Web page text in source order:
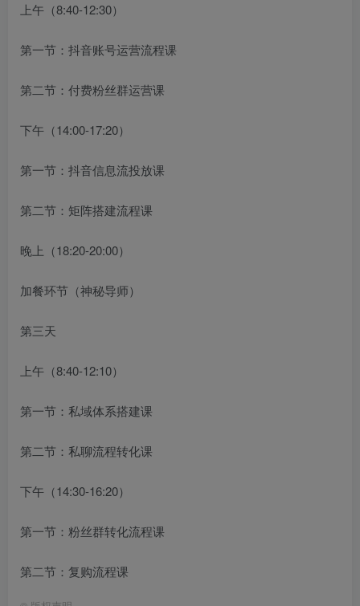
上午（8:40-12:30）
第一节：抖音账号运营流程课
第二节：付费粉丝群运营课
下午（14:00-17:20）
第一节：抖音信息流投放课
第二节：矩阵搭建流程课
晚上（18:20-20:00）
加餐环节（神秘导师）
第三天
上午（8:40-12:10）
第一节：私域体系搭建课
第二节：私聊流程转化课
下午（14:30-16:20）
第一节：粉丝群转化流程课
第二节：复购流程课